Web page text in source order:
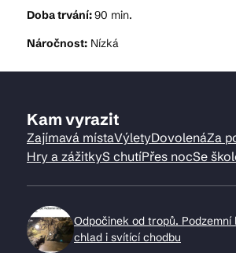
Doba trvání:90 min.
Náročnost: Nízká
Kam vyrazit
Zajímavá místaVýletyDovolenáZa
Hry a zážitkyS chutíPřes nocSe
Odpočinek od tropů.
chlad i svítící chodbu